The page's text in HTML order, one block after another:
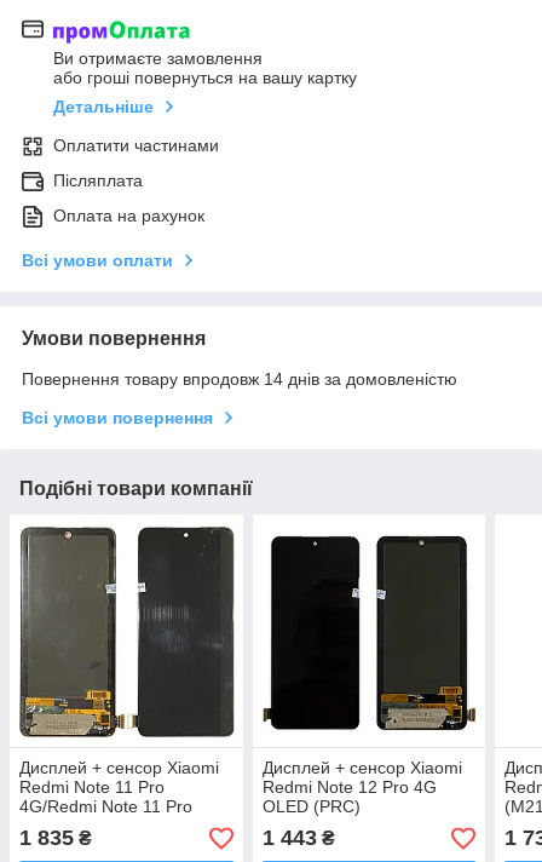
Ви отримаєте замовлення
або гроші повернуться на вашу картку
Детальніше
Оплатити частинами
Післяплата
Оплата на рахунок
Всі умови оплати
Умови повернення
Повернення товару впродовж 14 днів за домовленістю
Всі умови повернення
Подібні товари компанії
Дисплей + сенсор Xiaomi
Redmi Note 11 Pro
4G/Redmi Note 11 Pro
5G/POCO X4 Pro 5G OLED
(PRC) Чорний OLED
1 835 ₴
Дисплей + сенсор Xiaomi
Redmi Note 12 Pro 4G
OLED (PRC)
1 443₴ 1